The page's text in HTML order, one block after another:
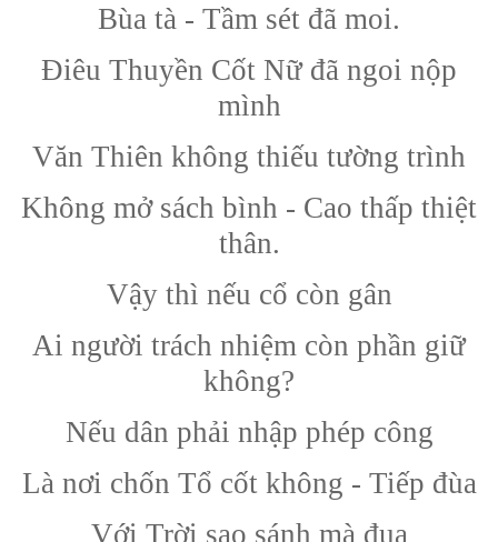
Bùa tà - Tầm sét đã moi.
Điêu Thuyền Cốt Nữ đã ngoi nộp
mình
Văn Thiên không thiếu tường trình
Không mở sách bình - Cao thấp thiệt
thân.
Vậy thì nếu cổ còn gân
Ai người trách nhiệm còn phần giữ
không?
Nếu dân phải nhập phép công
Là nơi chốn Tổ cốt không - Tiếp đùa
Với Trời sao sánh mà đua